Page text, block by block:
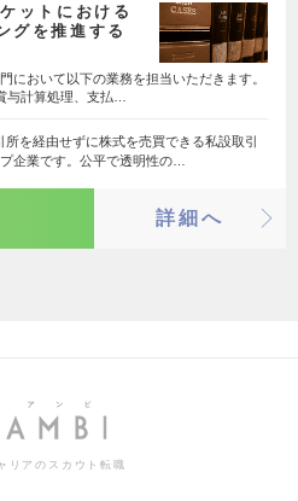
トにおける
グを推進する
において以下の業務を担当いただきます。
与計算処理、支払…
所を経由せずに株式を売買できる私設取引
企業です。公平で透明性の…
詳細へ
リアのスカウト転職